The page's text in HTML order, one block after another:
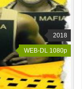
2018
WEB-DL 1080p